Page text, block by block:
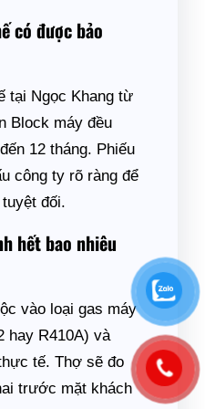
có được bảo
tại Ngọc Khang từ
Block máy đều
12 tháng. Phiếu
công ty rõ ràng để
đối.
hết bao nhiêu
vào loại gas máy
hay R410A) và
tế. Thợ sẽ đo
trước mặt khách